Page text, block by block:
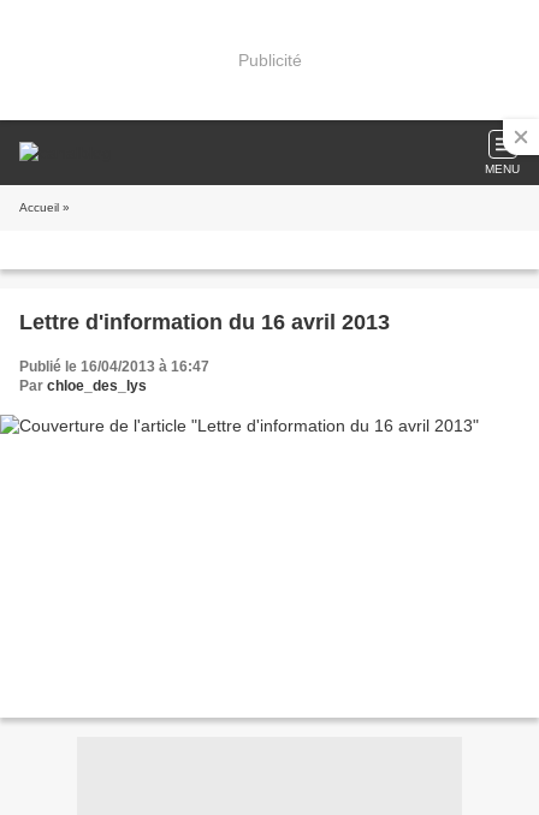
Publicité
MENU
Accueil »
Lettre d'information du 16 avril 2013
Publié le 16/04/2013 à 16:47
Par chloe_des_lys